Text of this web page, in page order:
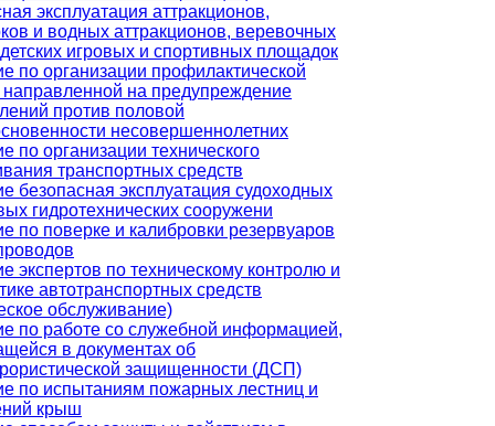
эксплуатация аттракционов,
и водных аттракционов, веревочных
игровых и спортивных площадок
по организации профилактической
на предупреждение
против половой
несовершеннолетних
по организации технического
транспортных средств
безопасная эксплуатация судоходных
гидротехнических сооружени
по поверке и калибровки резервуаров
экспертов по техническому контролю и
автотранспортных средств
обслуживание)
по работе со служебной информацией,
в документах об
защищенности (ДСП)
по испытаниям пожарных лестниц и
крыш